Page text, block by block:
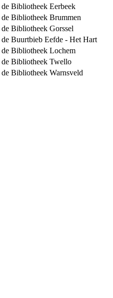
de Bibliotheek Eerbeek
de Bibliotheek Brummen
de Bibliotheek Gorssel
de Buurtbieb Eefde - Het Hart
de Bibliotheek Lochem
de Bibliotheek Twello
de Bibliotheek Warnsveld